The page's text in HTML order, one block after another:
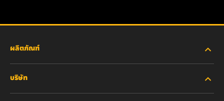
ผลิตภัณฑ์
บริษัท